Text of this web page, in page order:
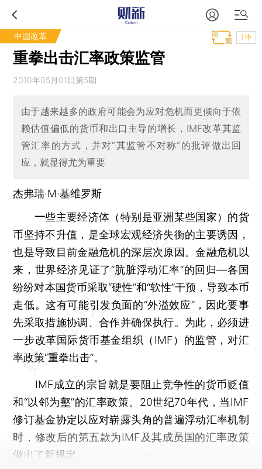
中国改革 T中
重拳出击汇率政策监管
2010年05月01日第5期
由于越来越多的政府可能会为应对危机而更倾向于依
赖估值偏低的货币和出口主导的增长，IMF改革其监
管汇率的方式，并对“其监管不对称”的批评做出回
应，就显得尤为重要
杰弗瑞·M·基维罗斯
一些主要经济体（特别是亚洲某些国家）的货
币坚持不升值，是全球宏观经济失衡的主要诱因，
也是导致目前金融危机的深层次原因。金融危机以
来，世界经济见证了“肮脏浮动汇率”的回归—各国
纷纷对本国货币采取“硬性”和“软性”干预，导致本币
走低。这有可能引发负面的“外溢效应”，因此要事
先采取措施协调、合作并确保执行。为此，必须进
一步改革国际货币基金组织（IMF）的监管，对汇
率政策“重拳出击”。
IMF成立的宗旨就是要阻止竞争性的货币贬值
和“以邻为壑”的汇率政策。20世纪70年代，当IMF
修订基金协定以应对崭露头角的普遍浮动汇率机制
时，修改后的第五款为IMF及其成员国的汇率政策
做出了新规定。